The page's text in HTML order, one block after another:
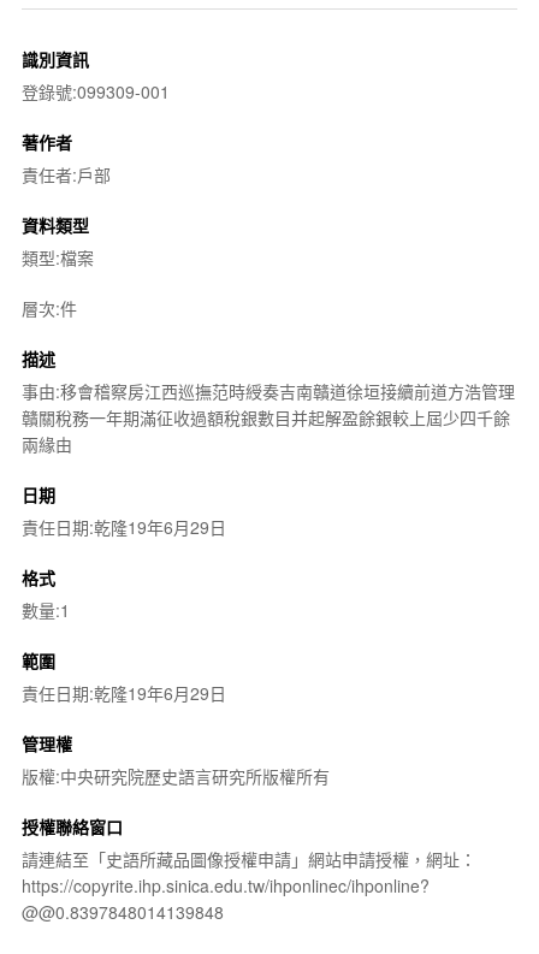
識別資訊
登錄號:099309-001
著作者
責任者:戶部
資料類型
類型:檔案
層次:件
描述
事由:移會稽察房江西巡撫范時綬奏吉南贛道徐垣接續前道方浩管理
贛關稅務一年期滿征收過額稅銀數目并起解盈餘銀較上屆少四千餘
兩緣由
日期
責任日期:乾隆19年6月29日
格式
數量:1
範圍
責任日期:乾隆19年6月29日
管理權
版權:中央研究院歷史語言研究所版權所有
授權聯絡窗口
請連結至「史語所藏品圖像授權申請」網站申請授權，網址：
https://copyrite.ihp.sinica.edu.tw/ihponlinec/ihponline?
@@0.8397848014139848